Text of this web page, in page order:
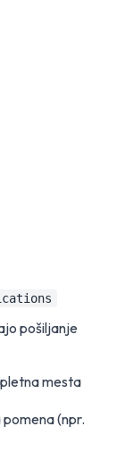
pošiljanje
mesta
(npr.